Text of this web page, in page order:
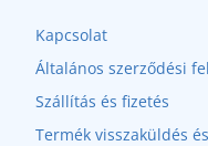
Kapcsolat
Általános szerződési
Szállítás és fizetés
Termék visszaküldés